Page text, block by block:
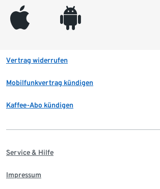
appleinc android
Vertrag widerrufen
Mobilfunkvertrag kündigen
Kaffee-Abo kündigen
Service & Hilfe
Impressum